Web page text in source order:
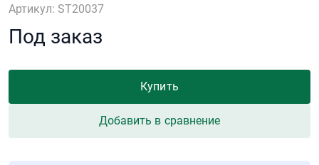
Артикул: ST20037
Под заказ
Купить
Добавить в сравнение